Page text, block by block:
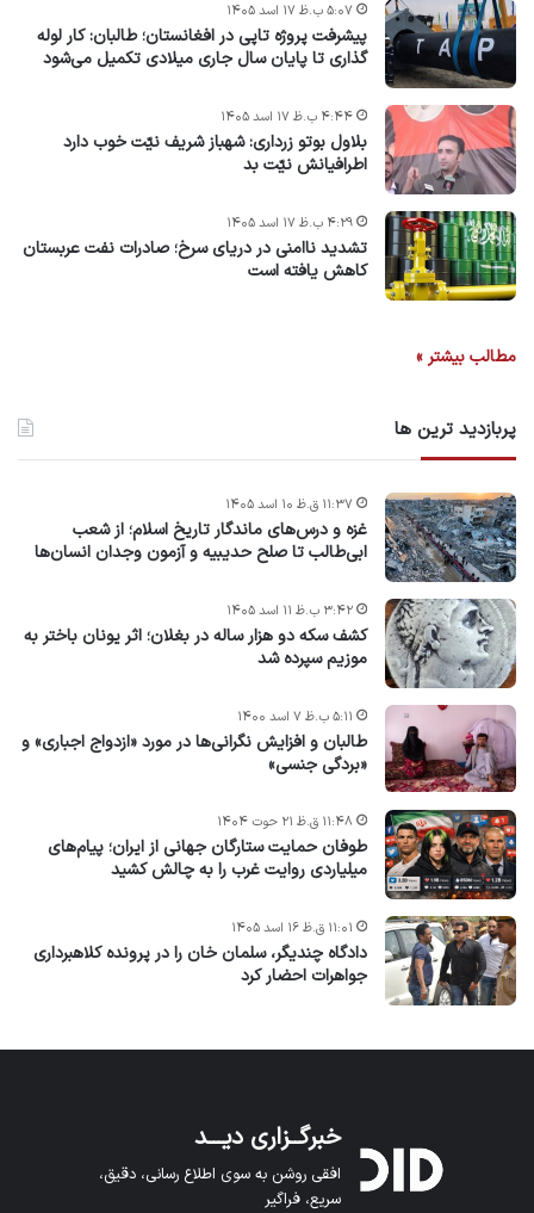
پیشرفت پروژه‌ تاپی در افغانستان؛ طالبان: کار لوله
گذاری تا پایان سال جاری میلادی تکمیل می‌شود
۵:۰۷ ب.ظ ۱۷ اسد ۱۴۰۵
بلاول بوتو زرداری: شهباز شریف نیّت خوب دارد
اطرافیانش نیّت بد
۴:۴۴ ب.ظ ۱۷ اسد ۱۴۰۵
تشدید ناامنی در دریای سرخ؛ صادرات نفت عربستان
کاهش یافته است
۴:۲۹ ب.ظ ۱۷ اسد ۱۴۰۵
مطالب بیشتر »
پربازدید ترین ها
غزه و درس‌های ماندگار تاریخ اسلام؛ از شعب
ابی‌طالب تا صلح حدیبیه و آزمون وجدان انسان‌ها
۱۱:۳۷ ق.ظ ۱۰ اسد ۱۴۰۵
کشف سکه دو هزار ساله در بغلان؛ اثر یونان باختر به
موزیم سپرده شد
۳:۴۲ ب.ظ ۱۱ اسد ۱۴۰۵
طالبان و افزایش نگرانی‌ها در مورد «ازدواج اجباری» و
«بردگی جنسی»
۵:۱۱ ب.ظ ۷ اسد ۱۴۰۰
طوفان حمایت ستارگان جهانی از ایران؛ پیام‌های
میلیاردی روایت غرب را به چالش کشید
۱۱:۴۸ ق.ظ ۲۱ حوت ۱۴۰۴
دادگاه چندیگر، سلمان خان را در پرونده کلاهبرداری
جواهرات احضار کرد
۱۱:۰۱ ق.ظ ۱۶ اسد ۱۴۰۵
خبرگــزاری دیـــد
افقی روشن به سوی اطلاع رسانی، دقیق،
سریع، فراگیر